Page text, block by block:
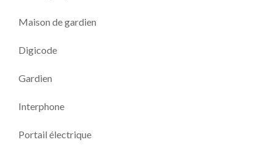
Maison de gardien
Digicode
Gardien
Interphone
Portail électrique